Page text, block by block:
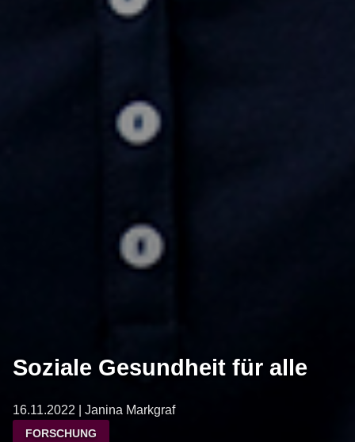
Soziale Gesundheit für alle
16.11.2022 | Janina Markgraf
FORSCHUNG